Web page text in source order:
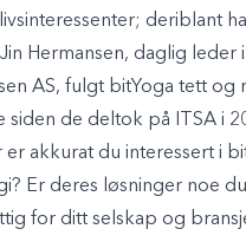
deriblant
Hermansen, daglig leder
AS, fulgt bitYoga tett og
siden de deltok på ITSA i
akkurat du interessert i
Er deres løsninger noe
for ditt selskap og